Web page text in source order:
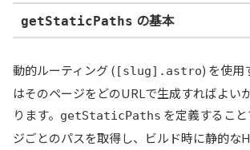
getStaticPaths の基本
動的ルーティング ( [slug].astro) を使用
はそのページをどのURLで生成すればよい
ります。 getStaticPaths を定義するこ
ジごとのパスを取得し、ビルド時に静的な